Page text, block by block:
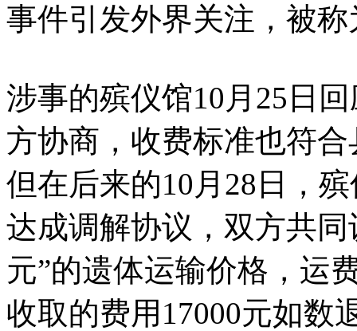
事件引发外界关注，被称
涉事的殡仪馆10月25日
方协商，收费标准也符
但在后来的10月28日，
达成调解协议，双方共
元”的遗体运输价格，运
收取的费用17000元如数